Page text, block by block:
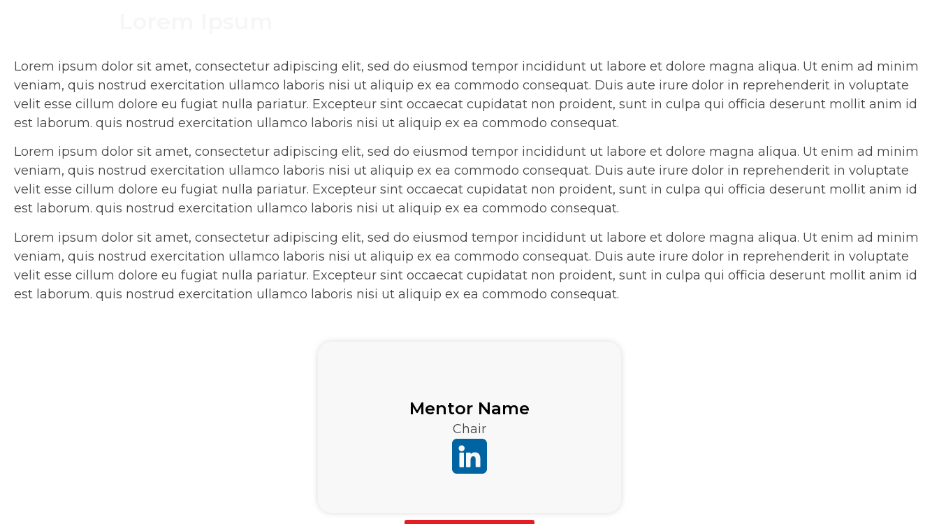
Lorem ipsum dolor sit amet, consectetur adipiscing elit, sed do eiusmod tempor incididunt ut labore et dolore magna aliqua. Ut enim ad minim
veniam, quis nostrud exercitation ullamco laboris nisi ut aliquip ex ea commodo consequat. Duis aute irure dolor in reprehenderit in voluptate
velit esse cillum dolore eu fugiat nulla pariatur. Excepteur sint occaecat cupidatat non proident, sunt in culpa qui officia deserunt mollit anim id
est laborum. quis nostrud exercitation ullamco laboris nisi ut aliquip ex ea commodo consequat.
Lorem ipsum dolor sit amet, consectetur adipiscing elit, sed do eiusmod tempor incididunt ut labore et dolore magna aliqua. Ut enim ad minim
veniam, quis nostrud exercitation ullamco laboris nisi ut aliquip ex ea commodo consequat. Duis aute irure dolor in reprehenderit in voluptate
velit esse cillum dolore eu fugiat nulla pariatur. Excepteur sint occaecat cupidatat non proident, sunt in culpa qui officia deserunt mollit anim id
est laborum. quis nostrud exercitation ullamco laboris nisi ut aliquip ex ea commodo consequat.
Lorem ipsum dolor sit amet, consectetur adipiscing elit, sed do eiusmod tempor incididunt ut labore et dolore magna aliqua. Ut enim ad minim
veniam, quis nostrud exercitation ullamco laboris nisi ut aliquip ex ea commodo consequat. Duis aute irure dolor in reprehenderit in voluptate
velit esse cillum dolore eu fugiat nulla pariatur. Excepteur sint occaecat cupidatat non proident, sunt in culpa qui officia deserunt mollit anim id
est laborum. quis nostrud exercitation ullamco laboris nisi ut aliquip ex ea commodo consequat.
Mentor Name
Chair